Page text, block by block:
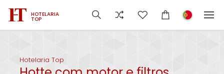
HOTELARIA
TOP
Hotelaria Top